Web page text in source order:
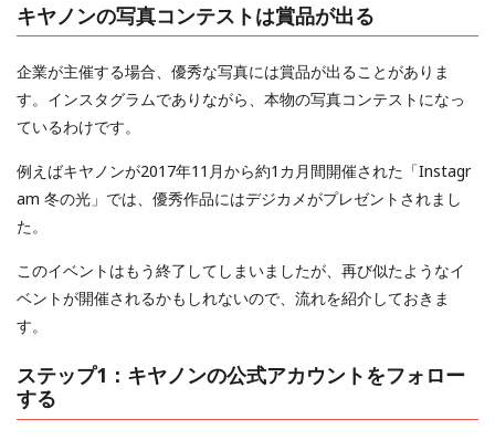
キヤノンの写真コンテストは賞品が出る
企業が主催する場合、優秀な写真には賞品が出ることがありま
す。インスタグラムでありながら、本物の写真コンテストになっ
ているわけです。
例えばキヤノンが2017年11月から約1カ月間開催された「Instagr
am 冬の光」では、優秀作品にはデジカメがプレゼントされまし
た。
このイベントはもう終了してしまいましたが、再び似たようなイ
ベントが開催されるかもしれないので、流れを紹介しておきま
す。
ステップ1：キヤノンの公式アカウントをフォロー
する